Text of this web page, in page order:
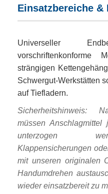
Einsatzbereiche
Universeller
strängigen
Schwergut-Werkstätten
auf Tiefladern.
Sicherheitshinweis:
müssen Anschlagmittel
unterzogen
Klappensicherungen
mit unseren originalen
Handumdrehen
wieder einsatzbereit zu